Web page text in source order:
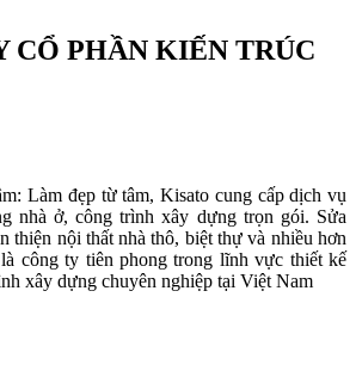
CỔ PHẦN KIẾN TRÚC
Làm đẹp từ tâm, Kisato cung cấp dịch vụ
nhà ở, công trình xây dựng trọn gói. Sửa
thiện nội thất nhà thô, biệt thự và nhiều hơn
công ty tiên phong trong lĩnh vực thiết kế
xây dựng chuyên nghiệp tại Việt Nam